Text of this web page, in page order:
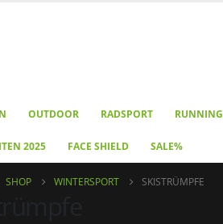
OUTDOOR RADSPORT RUNNING
2025 FACE SHIELD SALE%
SHOP WINTERSPORT SKISTRÜMPFE